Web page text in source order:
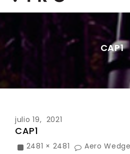
CAP1
julio 19, 2021
CAP1
2481 × 2481 Aero